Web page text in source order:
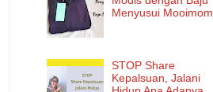
Menyusui Mooimom
STOP Share
Kepalsuan, Jalani